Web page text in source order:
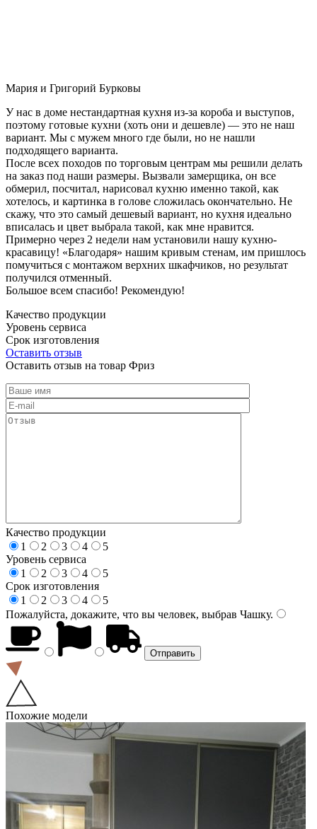
Мария и Григорий Бурковы
У нас в доме нестандартная кухня из-за короба и выступов,
поэтому готовые кухни (хоть они и дешевле) — это не наш
вариант. Мы с мужем много где были, но не нашли
подходящего варианта.
После всех походов по торговым центрам мы решили делать
на заказ под наши размеры. Вызвали замерщика, он все
обмерил, посчитал, нарисовал кухню именно такой, как
хотелось, и картинка в голове сложилась окончательно. Не
скажу, что это самый дешевый вариант, но кухня идеально
вписалась и цвет выбрала такой, как мне нравится.
Примерно через 2 недели нам установили нашу кухню-
красавицу! «Благодаря» нашим кривым стенам, им пришлось
помучиться с монтажом верхних шкафчиков, но результат
получился отменный.
Большое всем спасибо! Рекомендую!
Качество продукции
Уровень сервиса
Срок изготовления
Оставить отзыв
Оставить отзыв на товар Фриз
Качество продукции
1
2 3 4
5
Уровень сервиса
1
2 3 4
5
Срок изготовления
1
2 3 4
5
Пожалуйста, докажите, что вы человек, выбрав Чашку.
Похожие модели